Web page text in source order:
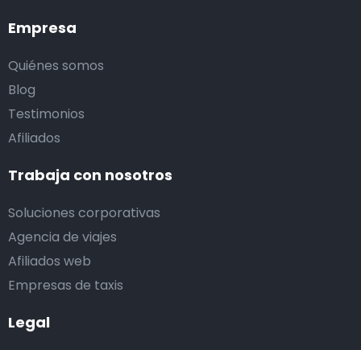
Empresa
Quiénes somos
Blog
Testimonios
Afiliados
Trabaja con nosotros
Soluciones corporativas
Agencia de viajes
Afiliados web
Empresas de taxis
Legal